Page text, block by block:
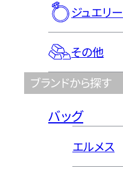
ジュエリー
その他
ブランドから探す
バッグ
エルメス